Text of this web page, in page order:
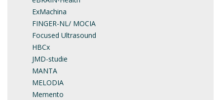
ExMachina
FINGER-NL/ MOCIA
Focused Ultrasound
HBCx
JMD-studie
MANTA
MELODIA
Memento